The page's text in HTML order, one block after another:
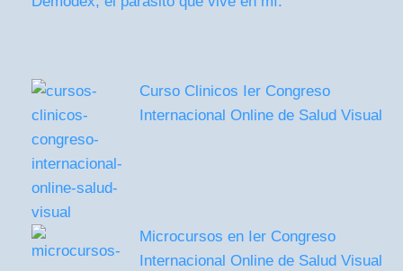
Curso Clinicos Ier Congreso
Internacional Online de Salud Visual
Microcursos en Ier Congreso
Internacional Online de Salud Visual